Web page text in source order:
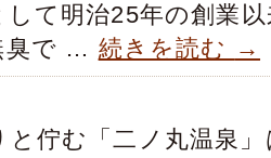
て明治25年の創業
臭で … 続きを読む →
佇む「二ノ丸温泉